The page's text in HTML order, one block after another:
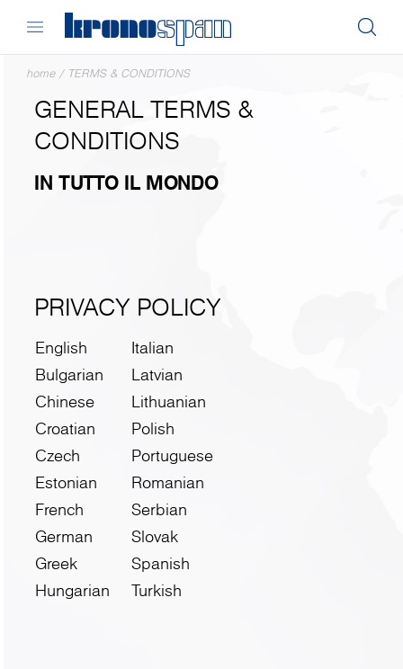
home / TERMS & CONDITIONS
GENERAL TERMS &
CONDITIONS
IN TUTTO IL MONDO
PRIVACY POLICY
English
Bulgarian
Chinese
Croatian
Czech
Estonian
French
German
Greek
Hungarian
Italian
Latvian
Lithuanian
Polish
Portuguese
Romanian
Serbian
Slovak
Spanish
Turkish